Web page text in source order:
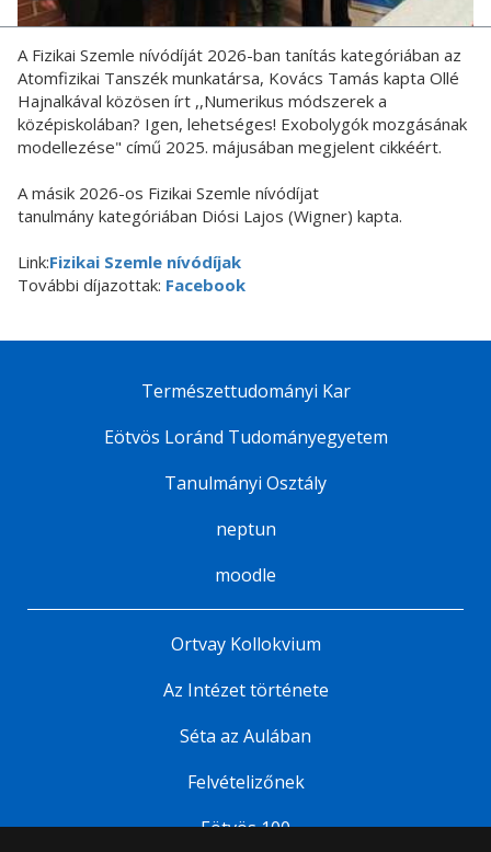
A Fizikai Szemle nívódíját 2026-ban tanítás kategóriában az
Atomfizikai Tanszék munkatársa, Kovács Tamás kapta Ollé
Hajnalkával közösen írt ,,Numerikus módszerek a
középiskolában? Igen, lehetséges! Exobolygók mozgásának
modellezése" című 2025. májusában megjelent cikkéért.
A másik 2026-os Fizikai Szemle nívódíjat
tanulmány kategóriában Diósi Lajos (Wigner) kapta.
Link:Fizikai Szemle nívódíjak
További díjazottak: Facebook
Természettudományi Kar
Eötvös Loránd Tudományegyetem
Tanulmányi Osztály
neptun
moodle
Ortvay Kollokvium
Az Intézet története
Séta az Aulában
Felvételizőnek
Eötvös 100